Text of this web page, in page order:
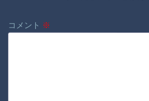
コメント ※